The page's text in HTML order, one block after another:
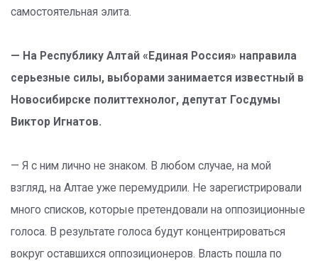
самостоятельная элита.
— На Республику Алтай «Единая Россия» направила
серьезные силы, выборами занимается известный в
Новосибирске политтехнолог, депутат Госдумы
Виктор Игнатов.
— Я с ним лично не знаком. В любом случае, на мой
взгляд, на Алтае уже перемудрили. Не зарегистрировали
много списков, которые претендовали на оппозиционные
голоса. В результате голоса будут концентрироваться
вокруг оставшихся оппозиционеров. Власть пошла по